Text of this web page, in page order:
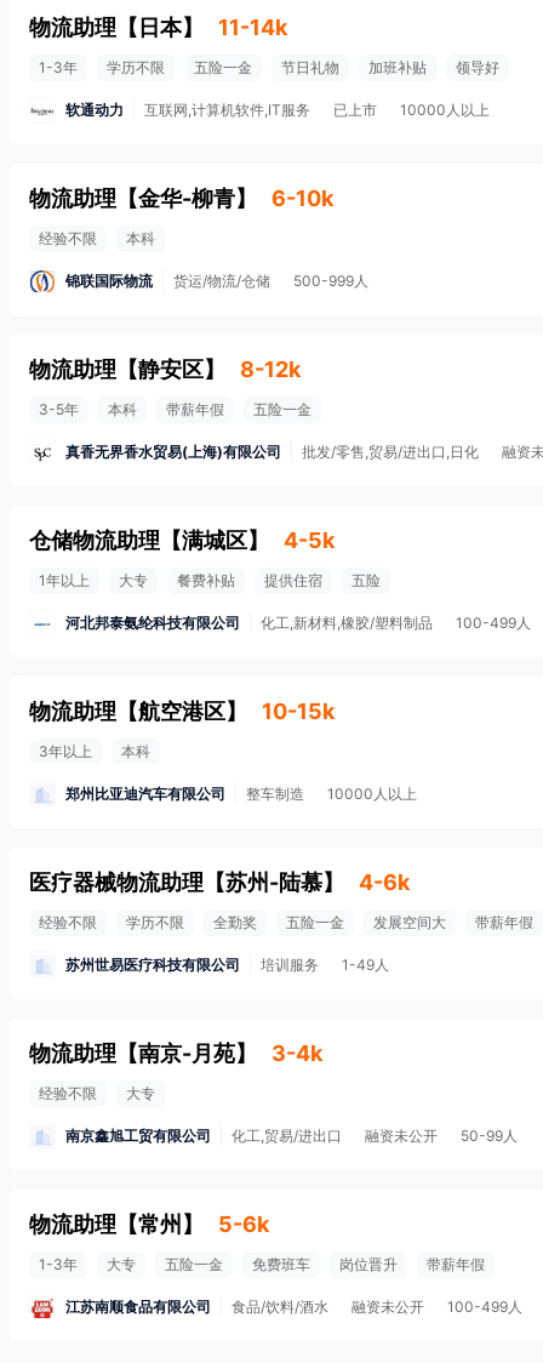
物流助理 【 日本】 11-14k
1-3年 学历不限 五险一金 节日礼物 加班补贴 领导好
软通动力 互联网,计算机软件,IT服务 已上市 10000人以上
物流助理 【金华-柳青】 6-10k
经验不限 本科
锦联国际物流 货运/物流/仓储 500-999人
物流助理 【静安区】 8-12k
3-5年 本科 带薪年假 五险一金
真香无界香水贸易(上海)有限公司 批发/零售,贸易/进出口,日化 融资
仓储物流助理 【满城区】 4-5k
1年以上 大专 餐费补贴 提供住宿 五险
河北邦泰氨纶科技有限公司 化工,新材料,橡胶/塑料制品 100-499人
物流助理 【航空港区】 10-15k
3年以上 本科
郑州比亚迪汽车有限公司 整车制造 10000人以上
医疗器械物流助理 【苏州-陆慕】 4-6k
经验不限 学历不限 全勤奖 五险一金 发展空间大 带薪年假
苏州世易医疗科技有限公司 培训服务 1-49人
物流助理 【南京-月苑】 3-4k
经验不限 大专
南京鑫旭工贸有限公司 化工,贸易/进出口 融资未公开 50-99人
物流助理 【常州 】 5-6k
1-3年 大专 五险一金 免费班车 岗位晋升 带薪年假
江苏南顺食品有限公司 食品/饮料/酒水 融资未公开 100-499人